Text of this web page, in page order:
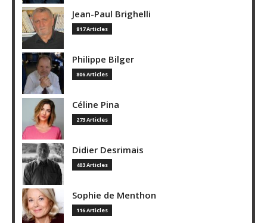
Jean-Paul Brighelli
817 Articles
Philippe Bilger
806 Articles
Céline Pina
273 Articles
Didier Desrimais
403 Articles
Sophie de Menthon
116 Articles